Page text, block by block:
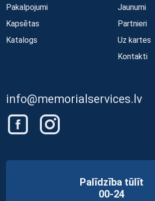
Pakalpojumi
Kapsētas
Katalogs
Jaunumi
Partnieri
Uz kartes
Kontakti
info@memorialservices.lv
Palīdzība tūlīt
00-24